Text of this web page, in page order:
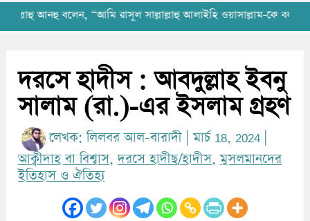
আনহু বলেন, “আমি রাসূল সাল্লাল্লাহু আলাইহি ওয়াসাল্লাম-কে বলতে
দরসে হাদীস : আবদুল্লাহ ইবনু
সালাম (রা.)-এর ইসলাম গ্রহণ
লেখক: লিলবর আল-বারাদী |মার্চ 18, 2024
আক্বীদাহ বা বিশ্বাস,দরসে হাদীছ/হাদীস,মুসলমানদের
ইতিহাস ও ঐতিহ্য